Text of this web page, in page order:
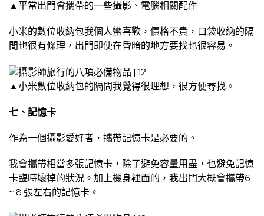
▲平常出門會攜帶的一些攝影、電腦相關配件
小米的數位收納包我個人蠻喜歡，價格不貴，口袋收納的隔
間也很有條理，出門即使在昏暗的地方要找也很容易。
▲小米數位收納包的隔間我覺得很理想，很方便尋找。
七、記憶卡
作為一個攝影愛好者，攜帶記憶卡是必要的。
我會攜帶相當多張記憶卡，除了避免容量用盡，也避免記憶
卡臨時壞掉的狀況。加上機身裡面的，我出門大概會攜帶6
~ 8 張左右的記憶卡。